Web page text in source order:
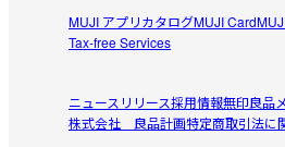
アユミ127
エコー写真アルバムに
MUJI アプリカタログMUJI Card
Tax-free Services
ニュースリリース採用情報無印良品
株式会社 良品計画特定商取引法に